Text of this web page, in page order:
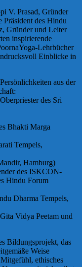
V. Prasad, Gründer
Präsident des Hindu
Gründer und Leiter
inspirierende
Lehrbücher
Einblicke in
aus der
des Sri
Bhakti Marga
Tempels,
Hamburg)
des ISKCON-
Hindu Forum
Dharma Tempels,
Vidya Peetam und
Bildungsprojekt, das
Weise
ethisches